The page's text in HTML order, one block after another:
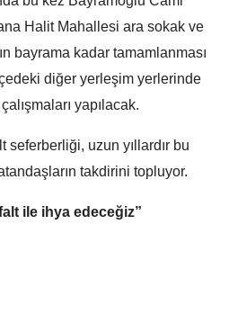
Halit Mahallesi ara sokak ve
bayrama kadar tamamlanması
diğer yerleşim yerlerinde
yapılacak.
uzun yıllardır bu
takdirini topluyor.
ile ihya edeceğiz”